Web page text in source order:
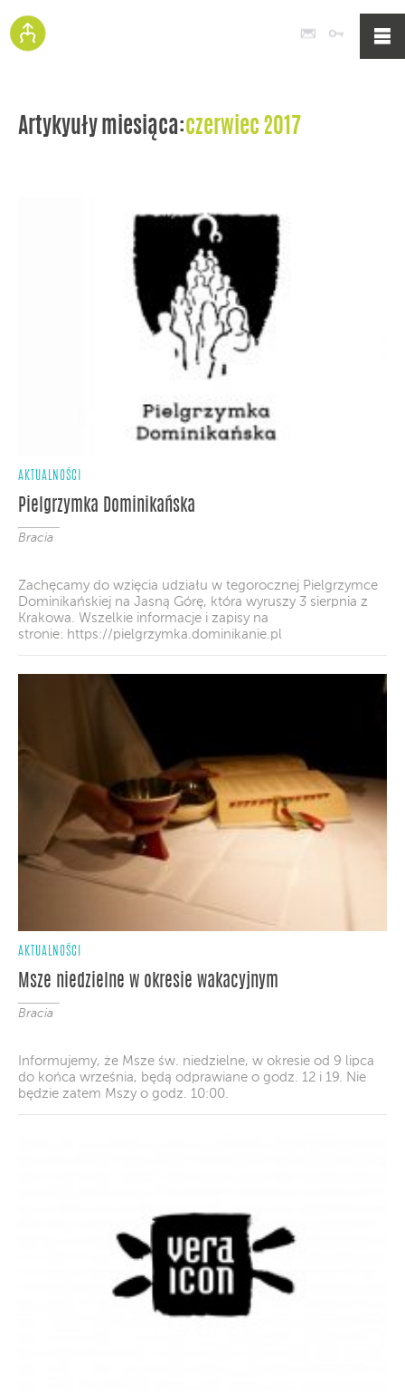
Poczta
Artykyuły miesiąca:czerwiec 2017
AKTUALNOŚCI
Pielgrzymka Dominikańska
Bracia
Zachęcamy do wzięcia udziału w tegorocznej Pielgrzymce
Dominikańskiej na Jasną Górę, która wyruszy 3 sierpnia z
Krakowa. Wszelkie informacje i zapisy na
stronie: https://pielgrzymka.dominikanie.pl
AKTUALNOŚCI
Msze niedzielne w okresie wakacyjnym
Bracia
Informujemy, że Msze św. niedzielne, w okresie od 9 lipca
do końca września, będą odprawiane o godz. 12 i 19. Nie
będzie zatem Mszy o godz. 10:00.